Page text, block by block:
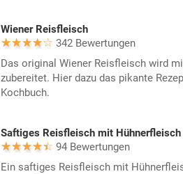
Wiener Reisfleisch
342 Bewertungen
Das original Wiener Reisfleisch wird
zubereitet. Hier dazu das pikante
Kochbuch.
Saftiges Reisfleisch mit Hühnerfleisch
94 Bewertungen
Ein saftiges Reisfleisch mit